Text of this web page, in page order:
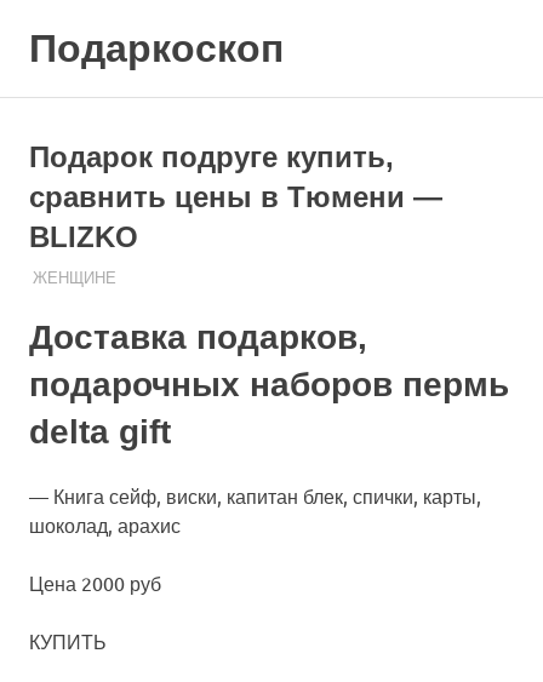
Подаркоскоп
подарить
Подарок подруге купить,
сравнить цены в Тюмени —
BLIZKO
06.08.2020
ПОДАРЧЕК
ЖЕНЩИНЕ
Доставка подарков,
подарочных наборов пермь
delta gift
— Книга сейф, виски, капитан блек, спички, карты,
шоколад, арахис
Цена 2000 руб
КУПИТЬ